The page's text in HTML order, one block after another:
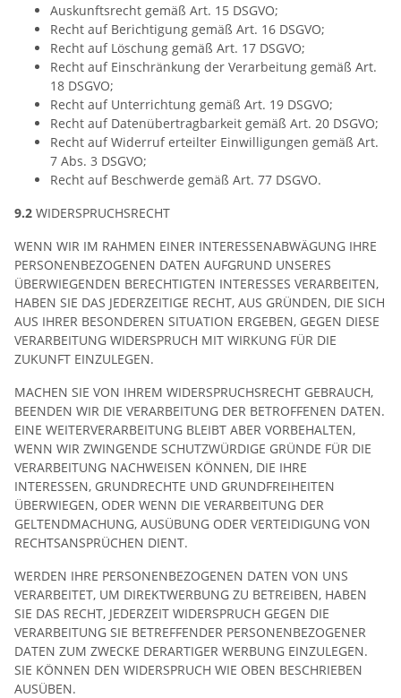
Auskunftsrecht gemäß Art. 15 DSGVO;
Recht auf Berichtigung gemäß Art. 16 DSGVO;
Recht auf Löschung gemäß Art. 17 DSGVO;
Recht auf Einschränkung der Verarbeitung gemäß Art.
18 DSGVO;
Recht auf Unterrichtung gemäß Art. 19 DSGVO;
Recht auf Datenübertragbarkeit gemäß Art. 20 DSGVO;
Recht auf Widerruf erteilter Einwilligungen gemäß Art.
7 Abs. 3 DSGVO;
Recht auf Beschwerde gemäß Art. 77 DSGVO.
9.2 WIDERSPRUCHSRECHT
WENN WIR IM RAHMEN EINER INTERESSENABWÄGUNG IHRE
PERSONENBEZOGENEN DATEN AUFGRUND UNSERES
ÜBERWIEGENDEN BERECHTIGTEN INTERESSES VERARBEITEN,
HABEN SIE DAS JEDERZEITIGE RECHT, AUS GRÜNDEN, DIE SICH
AUS IHRER BESONDEREN SITUATION ERGEBEN, GEGEN DIESE
VERARBEITUNG WIDERSPRUCH MIT WIRKUNG FÜR DIE
ZUKUNFT EINZULEGEN.
MACHEN SIE VON IHREM WIDERSPRUCHSRECHT GEBRAUCH,
BEENDEN WIR DIE VERARBEITUNG DER BETROFFENEN DATEN.
EINE WEITERVERARBEITUNG BLEIBT ABER VORBEHALTEN,
WENN WIR ZWINGENDE SCHUTZWÜRDIGE GRÜNDE FÜR DIE
VERARBEITUNG NACHWEISEN KÖNNEN, DIE IHRE
INTERESSEN, GRUNDRECHTE UND GRUNDFREIHEITEN
ÜBERWIEGEN, ODER WENN DIE VERARBEITUNG DER
GELTENDMACHUNG, AUSÜBUNG ODER VERTEIDIGUNG VON
RECHTSANSPRÜCHEN DIENT.
WERDEN IHRE PERSONENBEZOGENEN DATEN VON UNS
VERARBEITET, UM DIREKTWERBUNG ZU BETREIBEN, HABEN
SIE DAS RECHT, JEDERZEIT WIDERSPRUCH GEGEN DIE
VERARBEITUNG SIE BETREFFENDER PERSONENBEZOGENER
DATEN ZUM ZWECKE DERARTIGER WERBUNG EINZULEGEN.
SIE KÖNNEN DEN WIDERSPRUCH WIE OBEN BESCHRIEBEN
AUSÜBEN.